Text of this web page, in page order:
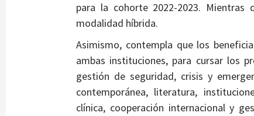
para la cohorte 2022-2023.
modalidad híbrida.
Asimismo, contempla que los
ambas instituciones, para cursar los
gestión de seguridad, crisis y
contemporánea, literatura,
clínica, cooperación internacional y